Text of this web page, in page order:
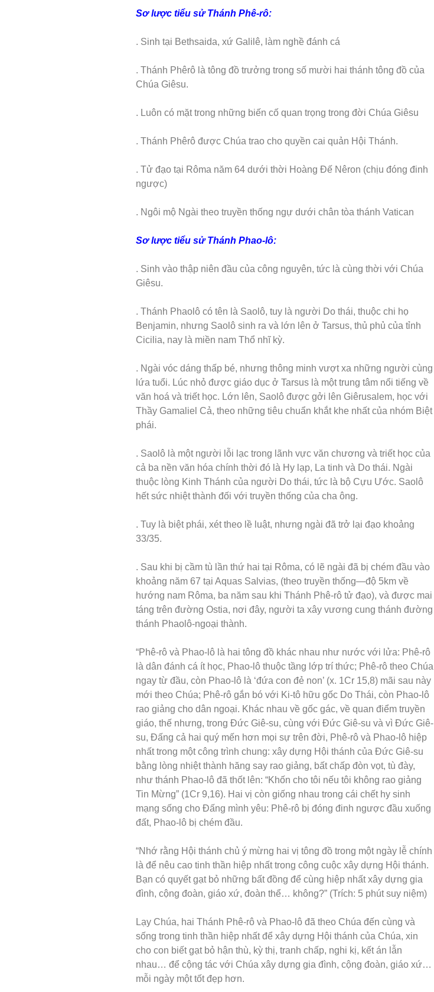
Sơ lược tiểu sử Thánh Phê-rô:
. Sinh tại Bethsaida, xứ Galilê, làm nghề đánh cá
. Thánh Phêrô là tông đồ trưởng trong số mười hai thánh tông đồ của
Chúa Giêsu.
. Luôn có mặt trong những biến cố quan trọng trong đời Chúa Giêsu
. Thánh Phêrô được Chúa trao cho quyền cai quản Hội Thánh.
. Tử đạo tại Rôma năm 64 dưới thời Hoàng Đế Nêron (chịu đóng đinh
ngược)
. Ngôi mộ Ngài theo truyền thống ngự dưới chân tòa thánh Vatican
Sơ lược tiểu sử Thánh Phao-lô:
. Sinh vào thập niên đầu của công nguyên, tức là cùng thời với Chúa
Giêsu.
. Thánh Phaolô có tên là Saolô, tuy là người Do thái, thuộc chi họ
Benjamin, nhưng Saolô sinh ra và lớn lên ở Tarsus, thủ phủ của tỉnh
Cicilia, nay là miền nam Thổ nhĩ kỳ.
. Ngài vóc dáng thấp bé, nhưng thông minh vượt xa những người cùng
lứa tuổi. Lúc nhỏ được giáo dục ở Tarsus là một trung tâm nổi tiếng về
văn hoá và triết học. Lớn lên, Saolô được gởi lên Giêrusalem, học với
Thầy Gamaliel Cả, theo những tiêu chuẩn khắt khe nhất của nhóm Biệt
phái.
. Saolô là một người lỗi lạc trong lãnh vực văn chương và triết học của
cả ba nền văn hóa chính thời đó là Hy lạp, La tinh và Do thái. Ngài
thuộc lòng Kinh Thánh của người Do thái, tức là bộ Cựu Ước. Saolô
hết sức nhiệt thành đối với truyền thống của cha ông.
. Tuy là biệt phái, xét theo lề luật, nhưng ngài đã trở lại đạo khoảng
33/35.
. Sau khi bị cầm tù lần thứ hai tại Rôma, có lẽ ngài đã bị chém đầu vào
khoảng năm 67 tại Aquas Salvias, (theo truyền thống—độ 5km về
hướng nam Rôma, ba năm sau khi Thánh Phê-rô tử đạo), và được mai
táng trên đường Ostia, nơi đây, người ta xây vương cung thánh đường
thánh Phaolô-ngoại thành.
“Phê-rô và Phao-lô là hai tông đồ khác nhau như nước với lửa: Phê-rô
là dân đánh cá ít học, Phao-lô thuộc tầng lớp trí thức; Phê-rô theo Chúa
ngay từ đầu, còn Phao-lô là ‘đứa con đẻ non’ (x. 1Cr 15,8) mãi sau này
mới theo Chúa; Phê-rô gắn bó với Ki-tô hữu gốc Do Thái, còn Phao-lô
rao giảng cho dân ngoại. Khác nhau về gốc gác, về quan điểm truyền
giáo, thế nhưng, trong Đức Giê-su, cùng với Đức Giê-su và vì Đức Giê-
su, Đấng cả hai quý mến hơn mọi sự trên đời, Phê-rô và Phao-lô hiệp
nhất trong một công trình chung: xây dựng Hội thánh của Đức Giê-su
bằng lòng nhiệt thành hăng say rao giảng, bất chấp đòn vọt, tù đày,
như thánh Phao-lô đã thốt lên: “Khốn cho tôi nếu tôi không rao giảng
Tin Mừng” (1Cr 9,16). Hai vị còn giống nhau trong cái chết hy sinh
mạng sống cho Đấng mình yêu: Phê-rô bị đóng đinh ngược đầu xuống
đất, Phao-lô bị chém đầu.
“Nhớ rằng Hội thánh chủ ý mừng hai vị tông đồ trong một ngày lễ chính
là để nêu cao tinh thần hiệp nhất trong công cuộc xây dựng Hội thánh.
Bạn có quyết gạt bỏ những bất đồng để cùng hiệp nhất xây dựng gia
đình, cộng đoàn, giáo xứ, đoàn thể… không?” (Trích: 5 phút suy niệm)
Lạy Chúa, hai Thánh Phê-rô và Phao-lô đã theo Chúa đến cùng và
sống trong tinh thần hiệp nhất để xây dựng Hội thánh của Chúa, xin
cho con biết gạt bỏ hận thù, kỳ thị, tranh chấp, nghi kị, kết án lẫn
nhau… để cộng tác với Chúa xây dựng gia đình, cộng đoàn, giáo xứ…
mỗi ngày một tốt đẹp hơn.